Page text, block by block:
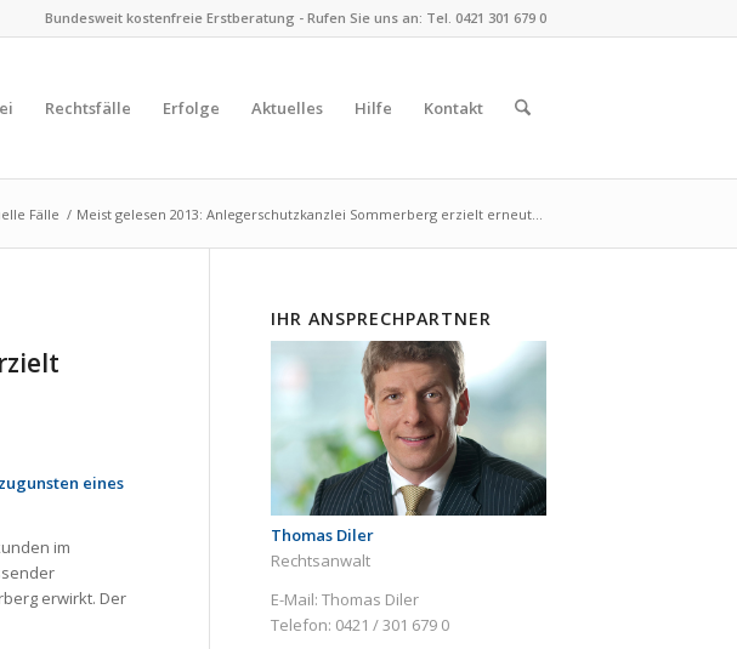
Bundesweit kostenfreie Erstberatung - Rufen Sie uns an: Tel. 0421 301 679 0
Rechtsfälle Erfolge Aktuelles Hilfe Kontakt
Fälle / Meist gele­sen 2013: Anle­ger­schutz­kanz­lei Som­mer­berg erzielt erneut...
eines
im
erwirkt. Der
IHR ANSPRECHPARTNER
Thomas Diler
Rechtsanwalt
E-Mail: Thomas Diler
Telefon: 0421 / 301 679 0